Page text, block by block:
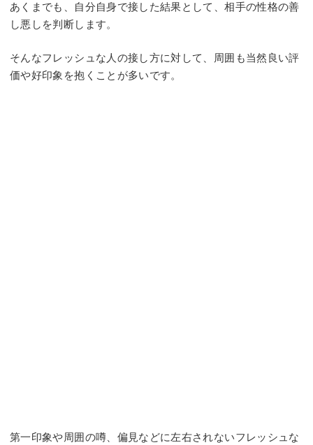
あくまでも、自分自身で接した結果として、相手の性格の善
し悪しを判断します。
そんなフレッシュな人の接し方に対して、周囲も当然良い評
価や好印象を抱くことが多いです。
第一印象や周囲の噂、偏見などに左右されないフレッシュな